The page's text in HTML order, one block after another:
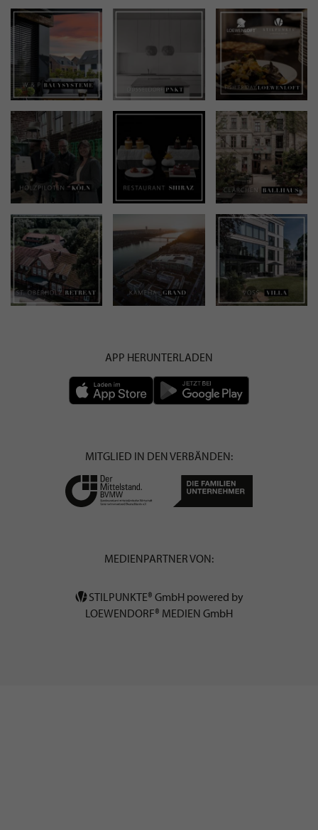
APP HERUNTERLADEN
MITGLIED IN DEN VERBÄNDEN:
MEDIENPARTNER VON:
STILPUNKTE® GmbH powered by
LOEWENDORF® MEDIEN GmbH